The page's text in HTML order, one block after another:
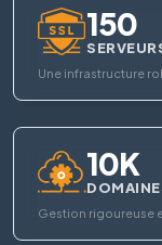
150
Une infrastructure
10K
Gestion rigoureuse